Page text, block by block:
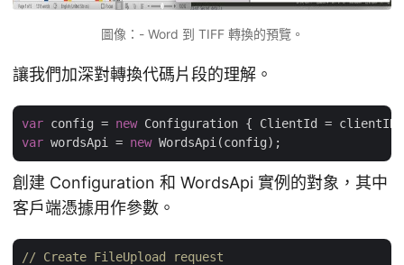
圖像：- Word 到 TIFF 轉換的預覽。
讓我們加深對轉換代碼片段的理解。
var config = new
var wordsApi = new
創建 Configuration 和 WordsApi 實例的對象，其中
客戶端憑據用作參數。
// Create FileUpload request